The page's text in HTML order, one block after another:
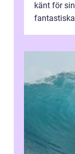
känt för